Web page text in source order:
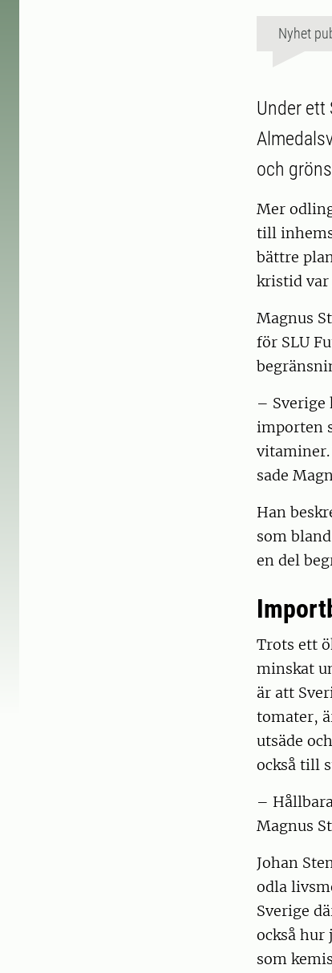
Nyhet
Under ett
och
Mer
till
bättre
kristid var
Magnus
för SLU
– Sverige
importen
sade
Han
som
en del
Trots ett
minskat
är att
tomater,
utsäde
också till
–
Magnus
Johan
odla
Sverige
också hur
som